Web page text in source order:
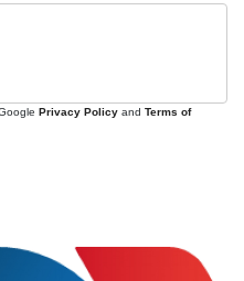
VideoPrivacy Policy and Terms of